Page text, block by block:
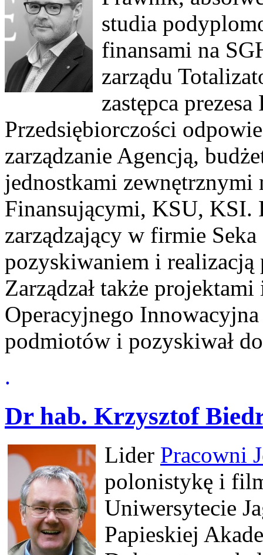
studia
finansami na
zarządu
zastępca
Przedsiębiorczości
zarządzanie Agencją,
jednostkami
Finansującymi, KSU, KSI.
zarządzający w firmie
pozyskiwaniem i
Zarządzał także
Operacyjnego
podmiotów i pozyskiwał
.
Dr hab. Krzysztof
Lider Pracowni
polonistykę i
Uniwersytecie
Papieskiej